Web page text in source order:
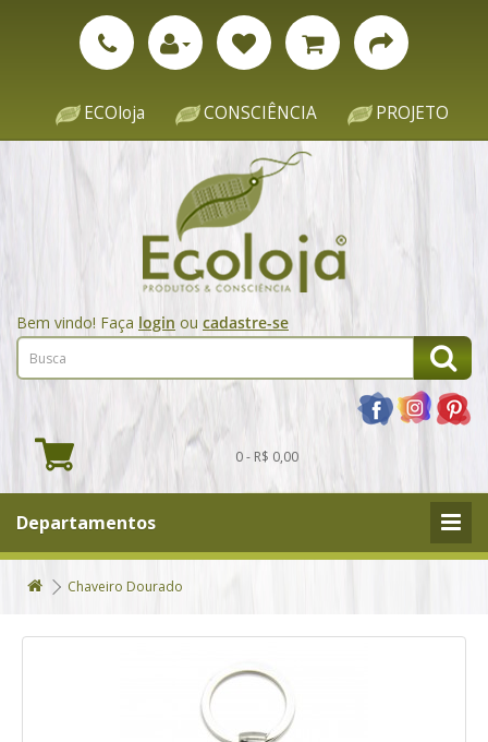
ECOloja CONSCIÊNCIA PROJETO
Bem vindo! Faça login ou cadastre-se
0 - R$ 0,00
Departamentos
Chaveiro Dourado